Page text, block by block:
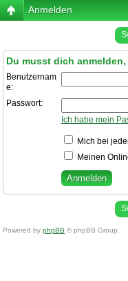
Anmelden
Du musst dich
Benutzernam
e:
Passwort:
Ich habe mein
Mich bei
Meinen
Powered by phpBB © phpBB Group.